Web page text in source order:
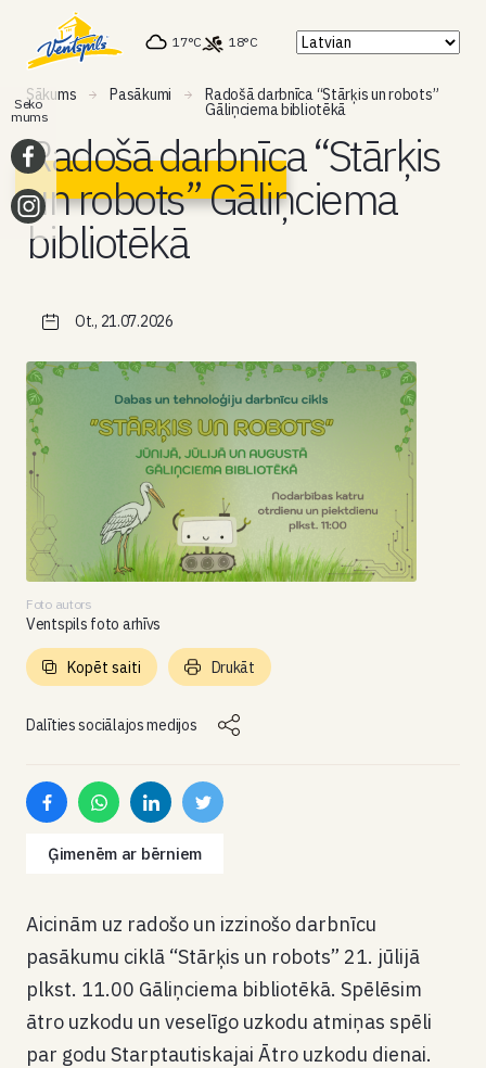
17°C 18°C
Sākums Pasākumi Radošā darbnīca “Stārķis un robots”
Gāliņciema bibliotēkā
Radošā darbnīca “Stārķis
un robots” Gāliņciema
bibliotēkā
Ot., 21.07.2026
Foto autors
Ventspils foto arhīvs
Dalīties sociālajos medijos
Kopēt saiti Drukāt
Ģimenēm ar bērniem
Aicinām uz radošo un izzinošo darbnīcu
pasākumu ciklā “Stārķis un robots” 21. jūlijā
plkst. 11.00 Gāliņciema bibliotēkā. Spēlēsim
ātro uzkodu un veselīgo uzkodu atmiņas spēli
par godu Starptautiskajai Ātro uzkodu dienai.
Seko
mums